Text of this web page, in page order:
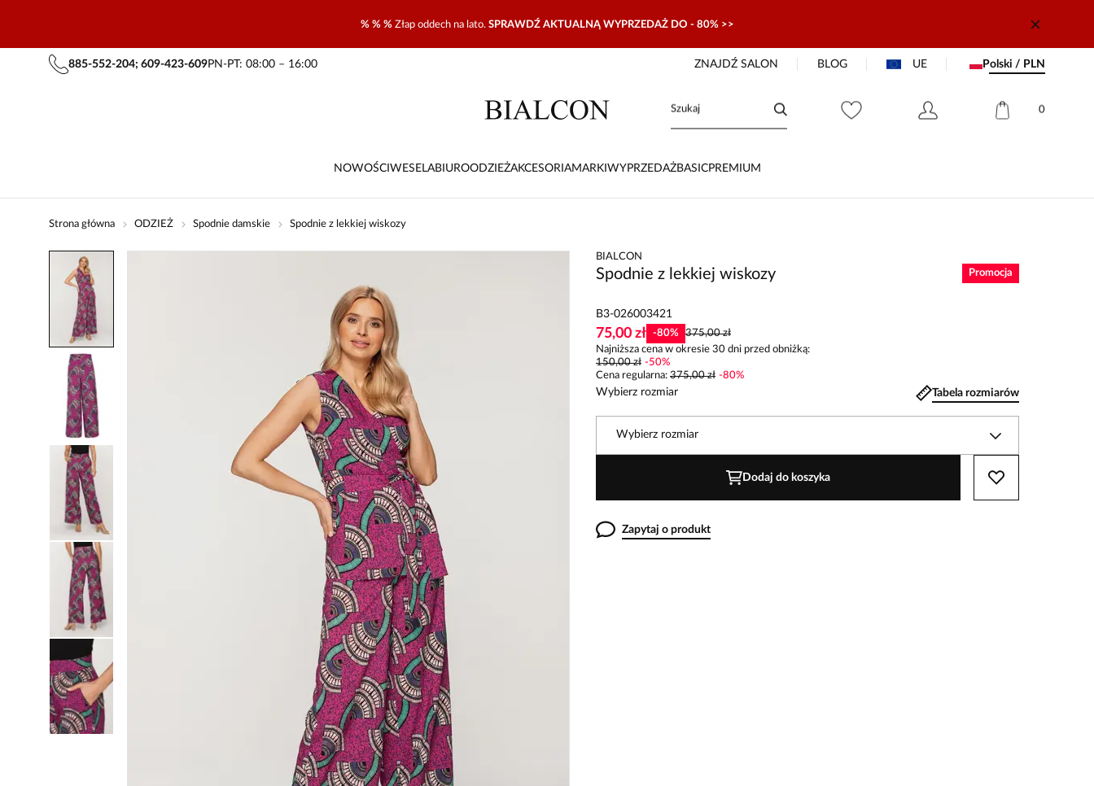
% % % Złap oddech na lato. SPRAWDŹ AKTUALNĄ WYPRZEDAŻ DO - 80% >>
885-552-204; 609-423-609PN-PT: 08:00 – 16:00 ZNAJDŹ SALON BLOG UE Polski / PLN
0
NOWOŚCI WESELABIUROODZIEŻAKCESORIAMARKI WYPRZEDAŻBASICPREMIUM
Strona główna ODZIEŻ Spodnie damskie Spodnie z lekkiej wiskozy
BIALCON
Spodnie z lekkiej wiskozy Promocja
B3-026003421
75,00 zł -80%
375,00 zł
Najniższa cena w okresie 30 dni przed obniżką:
150,00 zł -50%
Cena regularna: 375,00 zł -80%
Wybierz rozmiar Tabela rozmiarów
Wybierz rozmiar
Dodaj do koszyka
Zapytaj o produkt